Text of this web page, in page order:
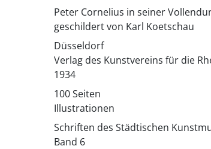
Peter Cornelius in seiner
geschildert von Karl Koetschau
Düsseldorf
Verlag des Kunstvereins für die
1934
100 Seiten
Illustrationen
Schriften des Städtischen
Band 6